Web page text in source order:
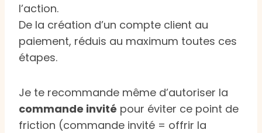
l’action.
De la création d’un compte client au
paiement, réduis au maximum toutes ces
étapes.
Je te recommande même d’autoriser la
commande invité pour éviter ce point de
friction (commande invité = offrir la